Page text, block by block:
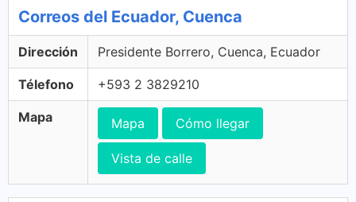
Correos del Ecuador, Cuenca
Dirección Presidente Borrero, Cuenca, Ecuador
Télefono +593 2 3829210
Mapa Mapa Cómo llegar
Vista de calle